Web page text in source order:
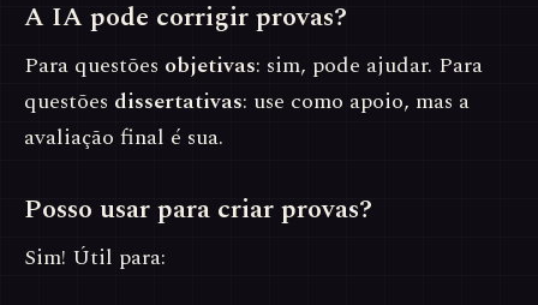
A IA pode corrigir provas?
Para questões objetivas: sim, pode ajudar. Para
questões dissertativas: use como apoio, mas a
avaliação final é sua.
Posso usar para criar provas?
Sim! Útil para: